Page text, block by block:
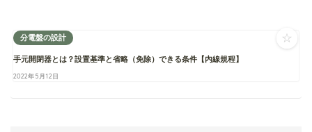
分電盤の設計
手元開閉器とは？設置基準と省略（免除）できる条件【内線規程】
2022年5月12日
☆